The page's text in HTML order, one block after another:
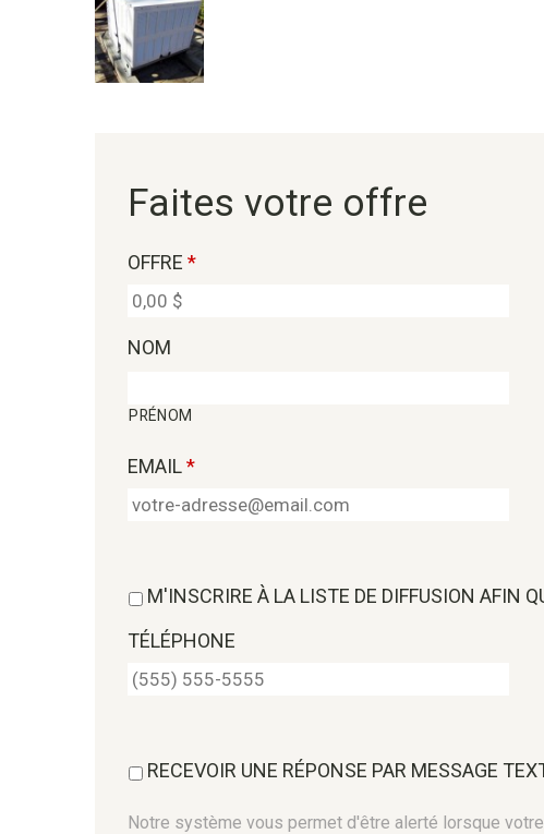
Faites votre offre
OFFRE *
NOM
PRÉNOM
EMAIL*
M'INSCRIRE À LA LISTE DE DIFFUSION AFIN
TÉLÉPHONE
RECEVOIR UNE RÉPONSE PAR MESSAGE
Notre système vous permet d'être alerté lorsque